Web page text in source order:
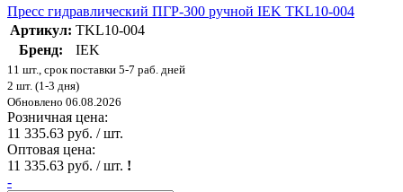
Пресс гидравлический ПГР-300 ручной IEK TKL10-004
Артикул: TKL10-004
Бренд:
IEK
11 шт., срок поставки 5-7 раб. дней
2 шт. (1-3 дня)
Обновлено 06.08.2026
Розничная цена:
11 335.63 руб. / шт.
Оптовая цена:
11 335.63 руб. / шт. !
-